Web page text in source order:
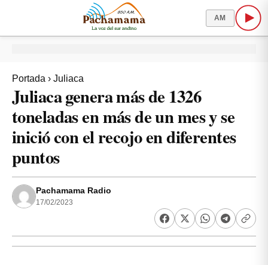
AM
Portada › Juliaca
Juliaca genera más de 1326
toneladas en más de un mes y se
inició con el recojo en diferentes
puntos
Pachamama Radio
17/02/2023